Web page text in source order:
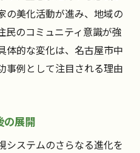
の美化活動が進み、地域の
民のコミュニティ意識が強
体的な変化は、名古屋市中
事例として注目される理由
の展開
システムのさらなる進化を